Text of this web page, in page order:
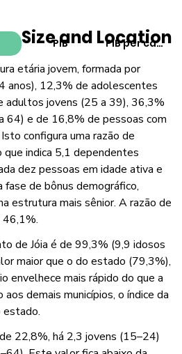
PIB PIB per capita
Size and Location
etária jovem, formada por
anos), 12,3% de adolescentes
adultos jovens (25 a 39), 36,3%
64) e de 16,8% de pessoas com
configura uma razão de
indica 5,1 dependentes
dez pessoas em idade ativa e
fase de bônus demográfico,
estrutura mais sênior. A razão de
46,1%.
de Jóia é de 99,3% (9,9 idosos
maior que o do estado (79,3%),
envelhece mais rápido do que a
aos demais municípios, o índice da
estado.
22,8%, há 2,3 jovens (15–24)